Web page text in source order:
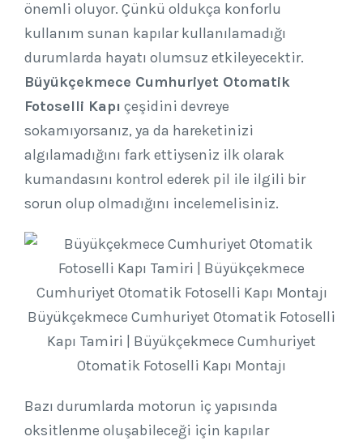
önemli oluyor. Çünkü oldukça konforlu
kullanım sunan kapılar kullanılamadığı
durumlarda hayatı olumsuz etkileyecektir.
Büyükçekmece Cumhuriyet Otomatik
Fotoselli Kapı çeşidini devreye
sokamıyorsanız, ya da hareketinizi
algılamadığını fark ettiyseniz ilk olarak
kumandasını kontrol ederek pil ile ilgili bir
sorun olup olmadığını incelemelisiniz.
Büyükçekmece Cumhuriyet Otomatik Fotoselli
Kapı Tamiri | Büyükçekmece Cumhuriyet
Otomatik Fotoselli Kapı Montajı
Bazı durumlarda motorun iç yapısında
oksitlenme oluşabileceği için kapılar